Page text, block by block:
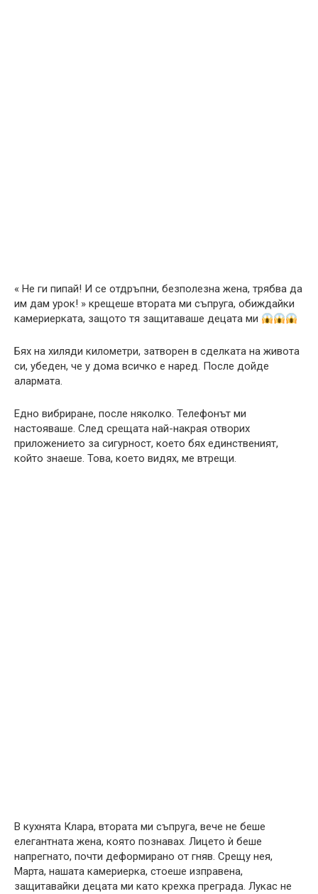
« Не ги пипай! И се отдръпни, безполезна жена, трябва да
им дам урок! » крещеше втората ми съпруга, обиждайки
камериерката, защото тя защитаваше децата ми
Бях на хиляди километри, затворен в сделката на живота
си, убеден, че у дома всичко е наред. После дойде
алармата.
Едно вибриране, после няколко. Телефонът ми
настояваше. След срещата най-накрая отворих
приложението за сигурност, което бях единственият,
който знаеше. Това, което видях, ме втрещи.
В кухнята Клара, втората ми съпруга, вече не беше
елегантната жена, която познавах. Лицето ѝ беше
напрегнато, почти деформирано от гняв. Срещу нея,
Марта, нашата камериерка, стоеше изправена,
защитавайки децата ми като крехка преграда. Лукас не